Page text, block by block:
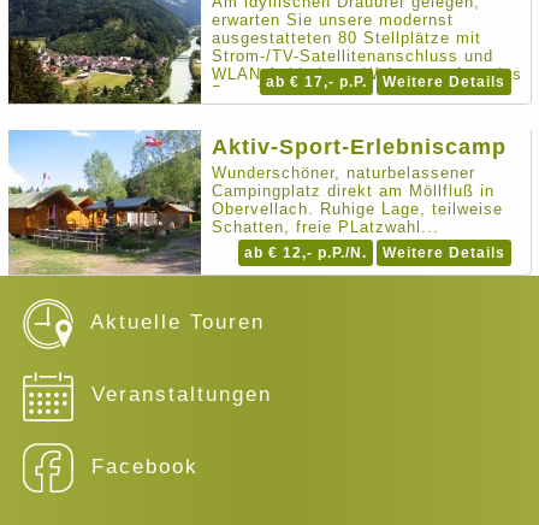
erwarten Sie unsere modernst
ausgestatteten 80 Stellplätze mit
Strom-/TV-Satellitenanschluss und
WLAN-Anbindung. Weiters verfügt das
Drau-Camping über einen
Kinderspielplatz ...
Weitere Details
ab € 17,- p.P.
Aktiv-Sport-Erlebniscamp
Wunderschöner, naturbelassener
Campingplatz direkt am Möllfluß in
Obervellach. Ruhige Lage, teilweise
Schatten, freie PLatzwahl...
Weitere Details
ab € 12,- p.P./N.
Aktuelle Touren
Veranstaltungen
Facebook